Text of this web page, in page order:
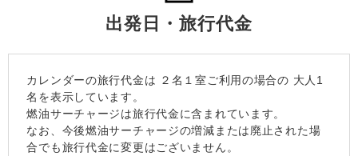
出発日・旅行代金
カレンダーの旅行代金は ２名１室ご利用の場合の 大人1
名を表示しています。
燃油サーチャージは旅行代金に含まれています。
なお、今後燃油サーチャージの増減または廃止された場
合でも旅行代金に変更はございません。